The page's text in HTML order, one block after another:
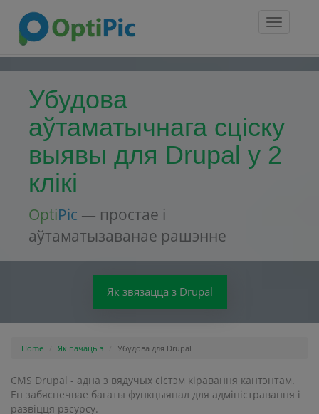
Toggle
Убудова
аўтаматычнага сціску
выявы для Drupal у 2
клікі
OptiPic — простае і
аўтаматызаванае рашэнне
Як звязацца з Drupal
Home Як пачаць з Убудова для Drupal
CMS Drupal - адна з вядучых сістэм кіравання кантэнтам.
Ён забяспечвае багаты функцыянал для адміністравання і
развіцця рэсурсу.